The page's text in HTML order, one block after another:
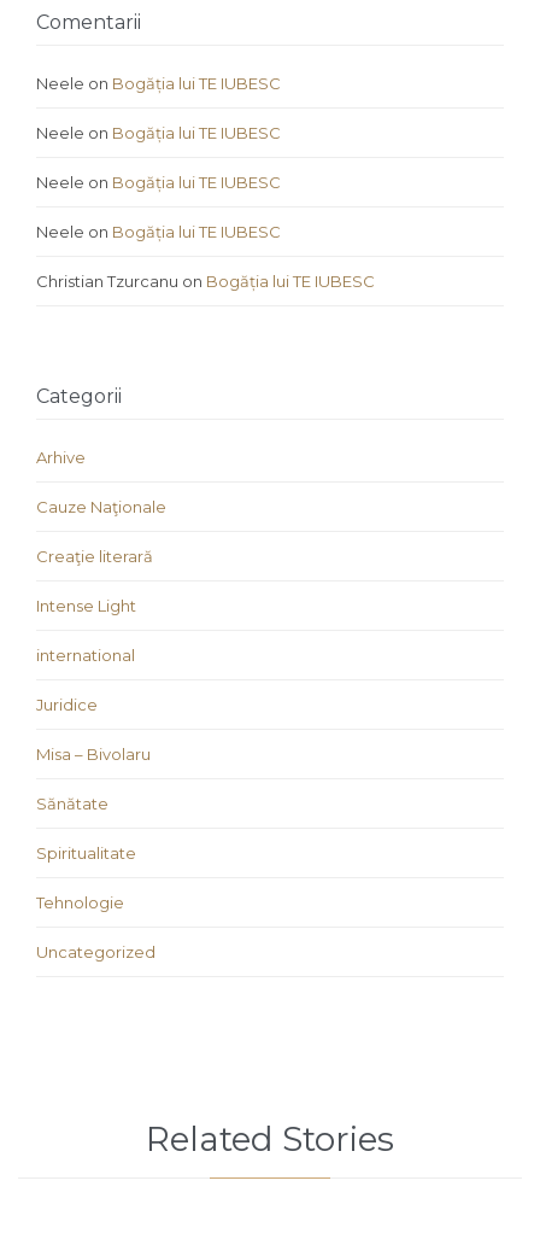
Comentarii
Neele on Bogăția lui TE IUBESC
Neele on Bogăția lui TE IUBESC
Neele on Bogăția lui TE IUBESC
Neele on Bogăția lui TE IUBESC
Christian Tzurcanu on Bogăția lui TE IUBESC
Categorii
Arhive
Cauze Naţionale
Creaţie literară
Intense Light
international
Juridice
Misa – Bivolaru
Sănătate
Spiritualitate
Tehnologie
Uncategorized
Related Stories